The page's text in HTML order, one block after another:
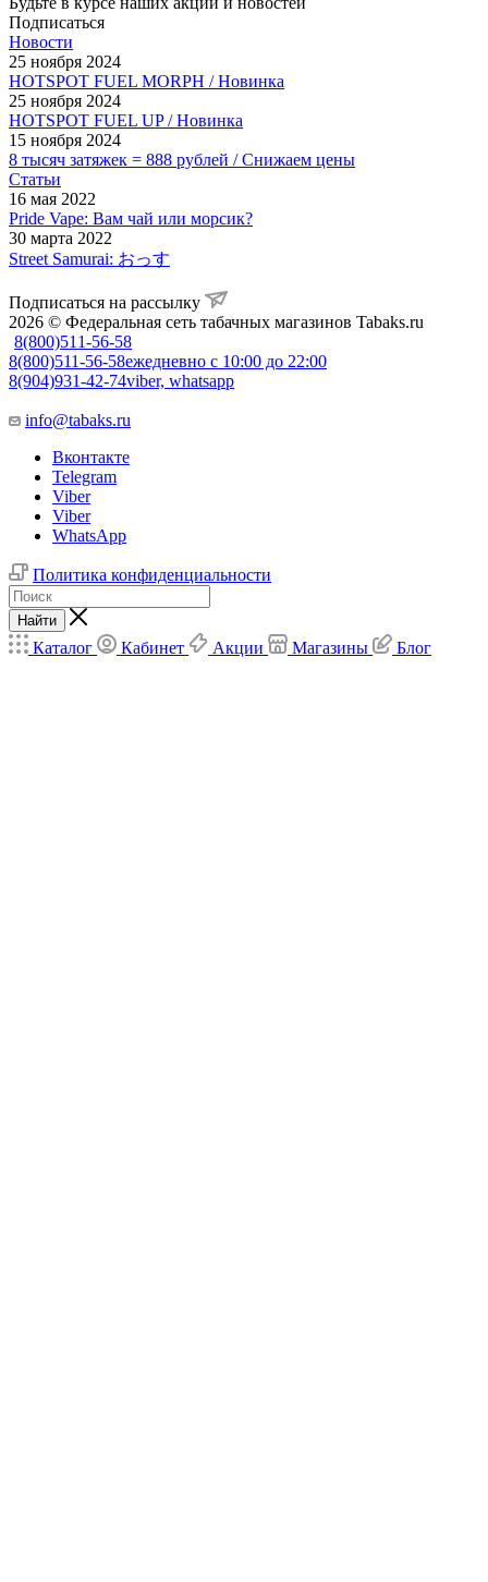
Подписаться
Новости
25 ноября 2024
HOTSPOT FUEL MORPH / Новинка
25 ноября 2024
HOTSPOT FUEL UP / Новинка
15 ноября 2024
8 тысяч затяжек = 888 рублей / Снижаем цены
Статьи
16 мая 2022
Pride Vape: Вам чай или морсик?
30 марта 2022
Street Samurai: おっす
Подписаться на рассылку
2026 © Федеральная сеть табачных магазинов Tabaks.ru
8(800)511-56-58
8(800)511-56-58ежедневно с 10:00 до 22:00
8(904)931-42-74viber, whatsapp
info@tabaks.ru
Вконтакте
Telegram
Viber
Viber
WhatsApp
Политика конфиденциальности
Найти
Каталог Кабинет Акции Магазины Блог